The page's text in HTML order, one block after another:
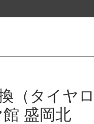
（タイヤ
盛岡北